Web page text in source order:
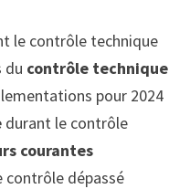
le contrôle technique
du contrôle technique
pour 2024
durant le contrôle
courantes
contrôle dépassé